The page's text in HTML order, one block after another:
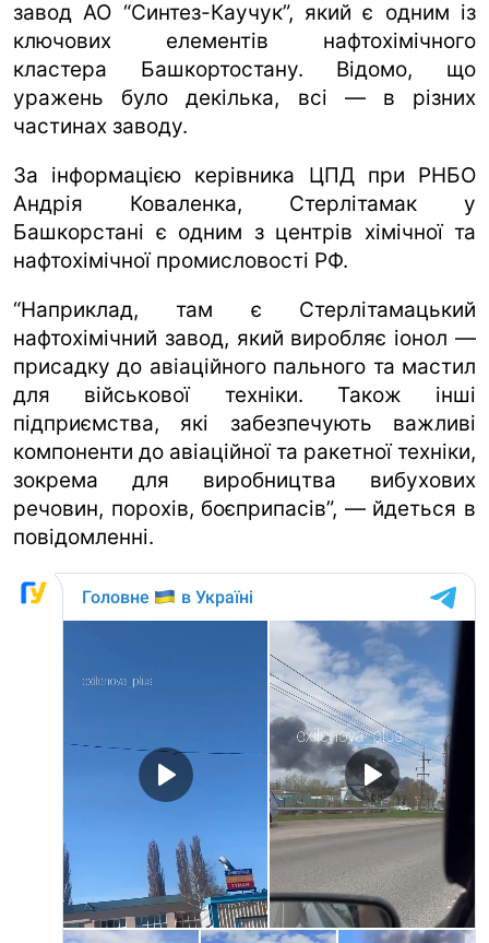
завод АО “Синтез-Каучук”, який є одним із
ключових елементів нафтохімічного
кластера Башкортостану. Відомо, що
уражень було декілька, всі — в різних
частинах заводу.
За інформацією керівника ЦПД при РНБО
Андрія Коваленка, Стерлітамак у
Башкорстані є одним з центрів хімічної та
нафтохімічної промисловості РФ.
“Наприклад, там є Стерлітамацький
нафтохімічний завод, який виробляє іонол —
присадку до авіаційного пального та мастил
для військової техніки. Також інші
підприємства, які забезпечують важливі
компоненти до авіаційної та ракетної техніки,
зокрема для виробництва вибухових
речовин, порохів, боєприпасів”, — йдеться в
повідомленні.